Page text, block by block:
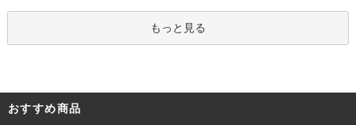
もっと見る
おすすめ商品